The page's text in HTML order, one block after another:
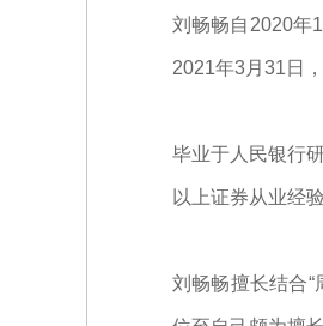
刘畅畅自2020年
2021年3月31日
毕业于人民银行
以上证券从业经
刘畅畅擅长结合